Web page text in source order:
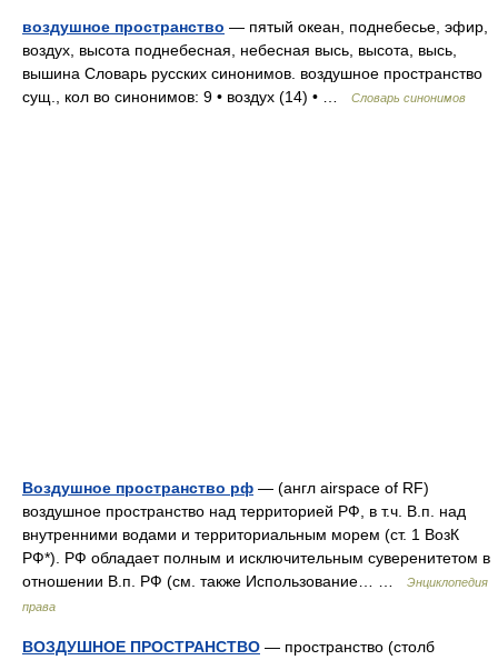
воздушное пространство — пятый океан, поднебесье, эфир,
воздух, высота поднебесная, небесная высь, высота, высь,
вышина Словарь русских синонимов. воздушное пространство
сущ., кол во синонимов: 9 • воздух (14) • …
Словарь синонимов
Воздушное пространство рф — (англ airspace of RF)
воздушное пространство над территорией РФ, в т.ч. В.п. над
внутренними водами и территориальным морем (ст. 1 ВозК
РФ*). РФ обладает полным и исключительным суверенитетом в
отношении В.п. РФ (см. также Использование… …
Энциклопедия
права
ВОЗДУШНОЕ ПРОСТРАНСТВО — пространство (столб